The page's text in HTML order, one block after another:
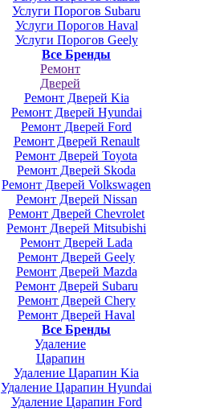
Услуги Порогов Subaru
Услуги Порогов Haval
Услуги Порогов Geely
Все Бренды
Ремонт
Дверей
Ремонт Дверей Kia
Ремонт Дверей Hyundai
Ремонт Дверей Ford
Ремонт Дверей Renault
Ремонт Дверей Toyota
Ремонт Дверей Skoda
Ремонт Дверей Volkswagen
Ремонт Дверей Nissan
Ремонт Дверей Chevrolet
Ремонт Дверей Mitsubishi
Ремонт Дверей Lada
Ремонт Дверей Geely
Ремонт Дверей Mazda
Ремонт Дверей Subaru
Ремонт Дверей Chery
Ремонт Дверей Haval
Все Бренды
Удаление
Царапин
Удаление Царапин Kia
Удаление Царапин Hyundai
Удаление Царапин Ford